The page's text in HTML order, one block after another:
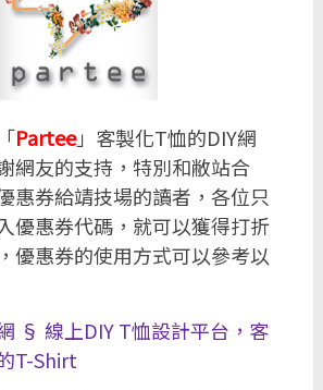
Partee」客製化T恤的DIY網
網友的支持，特別和敝站合
惠券給靖技場的讀者，各位只
優惠券代碼，就可以獲得打折
優惠券的使用方式可以參考以
§ 線上DIY T恤設計平台，客
T-Shirt